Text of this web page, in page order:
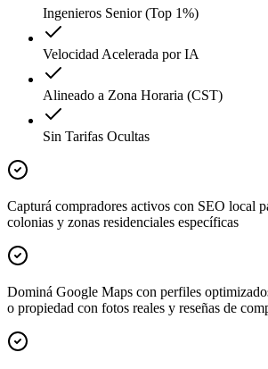
Ingenieros Senior (Top 1%)
Velocidad Acelerada por IA
Alineado a Zona Horaria (CST)
Sin Tarifas Ocultas
Capturá compradores activos con SEO local
colonias y zonas residenciales específicas
Dominá Google Maps con perfiles
o propiedad con fotos reales y reseñas de